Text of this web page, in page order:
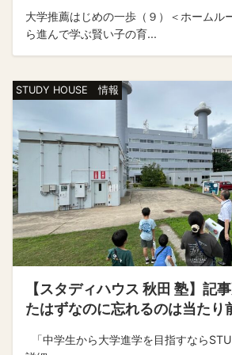
大学推薦はじめの一歩（９）＜ホームル
ら進んで学ぶ賢い子の育...
STUDY HOUSE 情報
【スタディハウス 秋田 塾】記
たはずなのに忘れるのは当たり
「中学生から大学進学を目指すなら